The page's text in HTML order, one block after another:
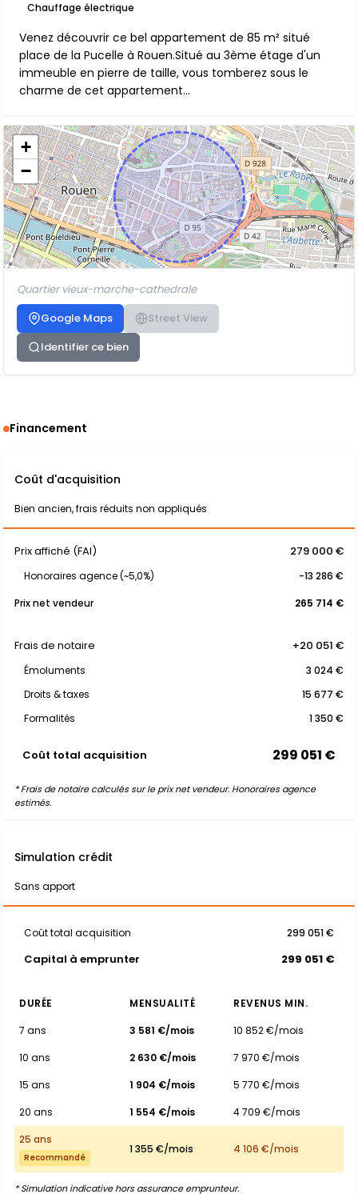
Chauffage électrique
Venez découvrir ce bel appartement de 85 m² situé
place de la Pucelle à Rouen.Situé au 3ème étage d'un
immeuble en pierre de taille, vous tomberez sous le
charme de cet appartement...
+
−
Quartier vieux-marche-cathedrale
Google Maps
Street View
Identifier ce bien
Financement
Coût d'acquisition
Bien ancien, frais réduits non appliqués
Prix affiché (FAI) 279 000 €
Honoraires agence (~5,0%)
-13 286 €
Prix net vendeur
265 714 €
Frais de notaire +20 051 €
Émoluments
3 024 €
Droits & taxes
15 677 €
Formalités
1 350 €
Coût total acquisition 299 051 €
* Frais de notaire calculés sur le prix net vendeur. Honoraires agence
estimés.
Simulation crédit
Sans apport
Coût total acquisition 299 051 €
Capital à emprunter 299 051 €
DURÉE MENSUALITÉ
REVENUS MIN.
7 ans
3 581 €/mois
10 852 €/mois
10 ans
2 630 €/mois
7 970 €/mois
15 ans
1 904 €/mois
5 770 €/mois
20 ans
1 554 €/mois
4 709 €/mois
25 ans
Recommandé
1 355 €/mois 4 106 €/mois
* Simulation indicative hors assurance emprunteur.